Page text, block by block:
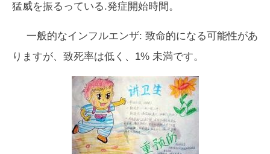
猛威を振るっている.発症開始時間。
一般的なインフルエンザ: 致命的になる可能性があ
りますが、致死率は低く、1% 未満です。